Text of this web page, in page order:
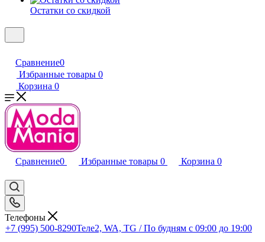
Остатки со скидкой
Сравнение0
Избранные товары 0
Корзина 0
Сравнение0 Избранные товары 0 Корзина 0
Телефоны
+7 (995) 500-8290Теле2, WA, TG / По будням c 09:00 до 19:00